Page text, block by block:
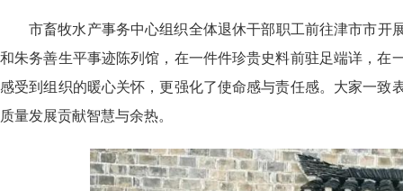
市畜牧水产事务中心组织全体退休干部职工前往津市市开
和朱务善生平事迹陈列馆，在一件件珍贵史料前驻足端详，
感受到组织的暖心关怀，更强化了使命感与责任感。大家一
质量发展贡献智慧与余热。